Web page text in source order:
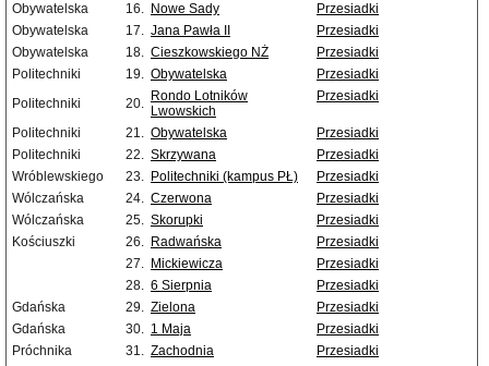
Obywatelska
16. Nowe Sady
Przesiadki
Obywatelska
17. Jana Pawła II
Przesiadki
Obywatelska
18. Cieszkowskiego NŻ
Przesiadki
Politechniki
19. Obywatelska
Przesiadki
Politechniki
20. Rondo Lotników
Lwowskich
Przesiadki
Politechniki 21. Obywatelska
Przesiadki
Politechniki
22. Skrzywana
Przesiadki
Wróblewskiego
23. Politechniki (kampus PŁ)
Przesiadki
Wólczańska
24. Czerwona
Przesiadki
Wólczańska
25. Skorupki
Przesiadki
Kościuszki
26. Radwańska
Przesiadki
27. Mickiewicza
Przesiadki
28. 6 Sierpnia
Przesiadki
Gdańska
29. Zielona
Przesiadki
Gdańska
30. 1 Maja
Przesiadki
Próchnika
31. Zachodnia
Przesiadki